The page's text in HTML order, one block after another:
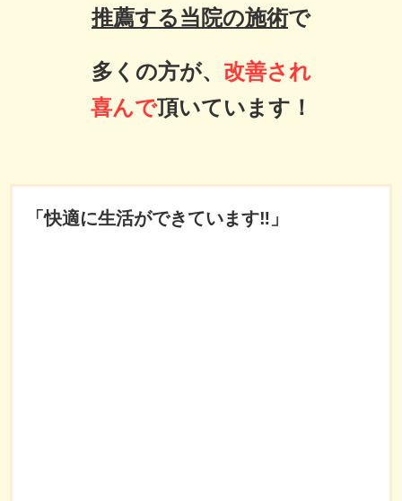
推薦する当院の施術で
多くの方が、 改善され
喜んで頂いています！
「快適に生活ができています‼︎」